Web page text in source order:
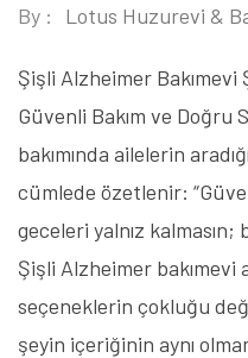
By : Lotus Huzurevi &
Şişli Alzheimer Bakımevi
Güvenli Bakım ve Doğru
bakımında ailelerin
cümlede özetlenir:
geceleri yalnız
Şişli Alzheimer bakımevi
seçeneklerin çokluğu
şeyin içeriğinin aynı